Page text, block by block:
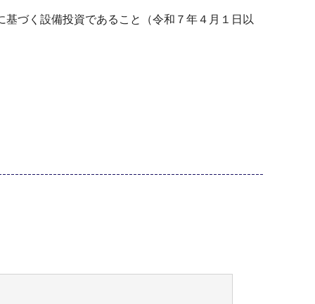
基づく設備投資であること（令和７年４月１日以